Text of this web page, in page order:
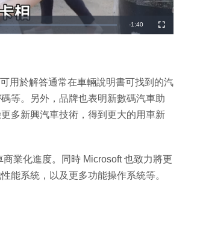
剩
間
-1:40
全
螢
用於解答通常在車輛說明書可找到的汽
等。另外，品牌也表明新數碼汽車助
多新興汽車技術，得到更大的用車新
業化進度。同時 Microsoft 也致力將更
能系統，以及更多功能操作系統等。